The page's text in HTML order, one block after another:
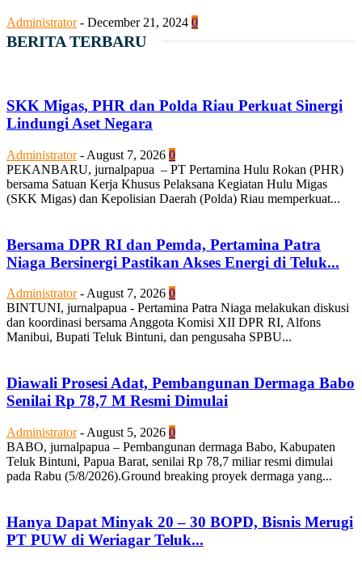
Administrator - December 21, 2024 0
BERITA TERBARU
SKK Migas, PHR dan Polda Riau Perkuat Sinergi
Lindungi Aset Negara
Administrator - August 7, 2026 0
PEKANBARU, jurnalpapua – PT Pertamina Hulu Rokan (PHR)
bersama Satuan Kerja Khusus Pelaksana Kegiatan Hulu Migas
(SKK Migas) dan Kepolisian Daerah (Polda) Riau memperkuat...
Bersama DPR RI dan Pemda, Pertamina Patra
Niaga Bersinergi Pastikan Akses Energi di Teluk...
Administrator -August 7, 2026 0
BINTUNI, jurnalpapua - Pertamina Patra Niaga melakukan diskusi
dan koordinasi bersama Anggota Komisi XII DPR RI, Alfons
Manibui, Bupati Teluk Bintuni, dan pengusaha SPBU...
Diawali Prosesi Adat, Pembangunan Dermaga Babo
Senilai Rp 78,7 M Resmi Dimulai
Administrator - August 5, 2026 0
BABO, jurnalpapua – Pembangunan dermaga Babo, Kabupaten
Teluk Bintuni, Papua Barat, senilai Rp 78,7 miliar resmi dimulai
pada Rabu (5/8/2026).Ground breaking proyek dermaga yang...
Hanya Dapat Minyak 20 – 30 BOPD, Bisnis Merugi
PT PUW di Weriagar Teluk...